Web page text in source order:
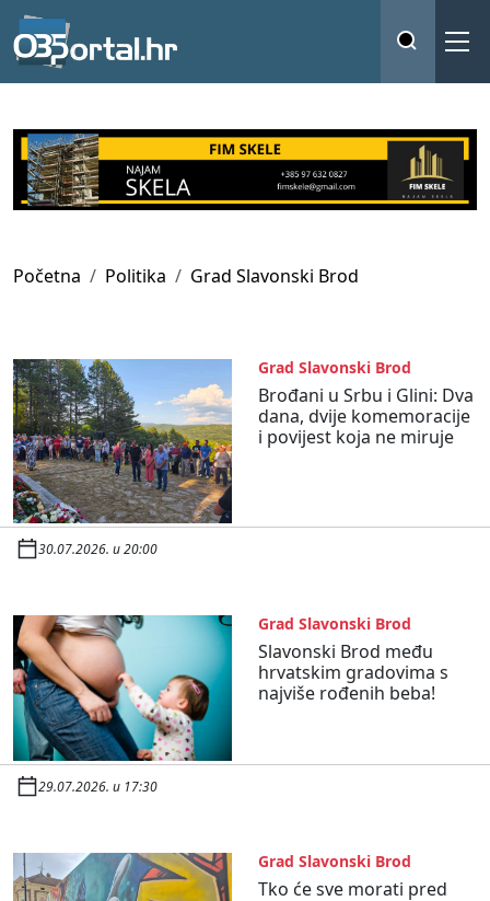
Početna Politika Grad Slavonski Brod
Grad Slavonski Brod
Brođani u Srbu i Glini: Dva
dana, dvije komemoracije
i povijest koja ne miruje
30.07.2026. u 20:00
Grad Slavonski Brod
Slavonski Brod među
hrvatskim gradovima s
najviše rođenih beba!
29.07.2026. u 17:30
Grad Slavonski Brod
Tko će sve morati pred